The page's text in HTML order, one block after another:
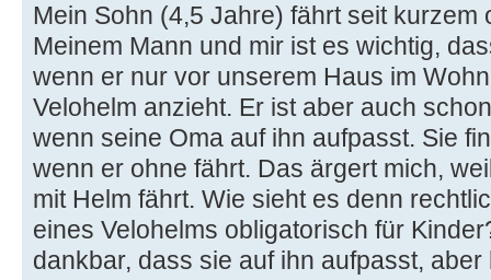
Mein Sohn (4,5 Jahre) fährt seit kurzem
Meinem Mann und mir ist es wichtig,
wenn er nur vor unserem Haus im
Velohelm anzieht. Er ist aber auch
wenn seine Oma auf ihn aufpasst. Sie
wenn er ohne fährt. Das ärgert mich,
mit Helm fährt. Wie sieht es denn
eines Velohelms obligatorisch für
dankbar, dass sie auf ihn aufpasst,